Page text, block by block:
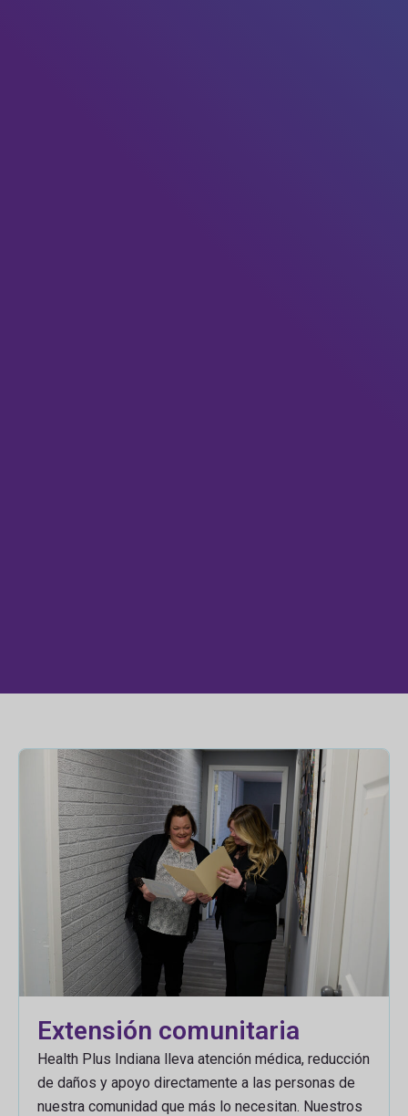
Extensión comunitaria
Health Plus Indiana lleva atención médica, reducción
de daños y apoyo directamente a las personas de
nuestra comunidad que más lo necesitan. Nuestros